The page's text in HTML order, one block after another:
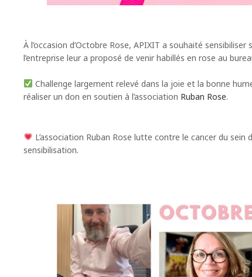
À l’occasion d’Octobre Rose, APIXIT a souhaité
l’entreprise leur a proposé de venir habillés en rose au
Challenge largement relevé dans la joie et la bonne
réaliser un don en soutien à l’association Ruban Rose.
L’association Ruban Rose lutte contre le cancer du
sensibilisation.